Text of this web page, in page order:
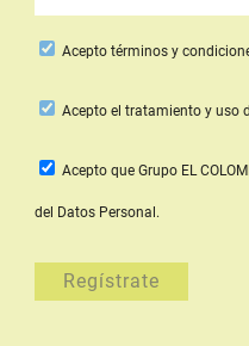
Acepto términos y
Aceptoel tratamiento y uso
Acepto que Grupo EL
del Datos Personal.